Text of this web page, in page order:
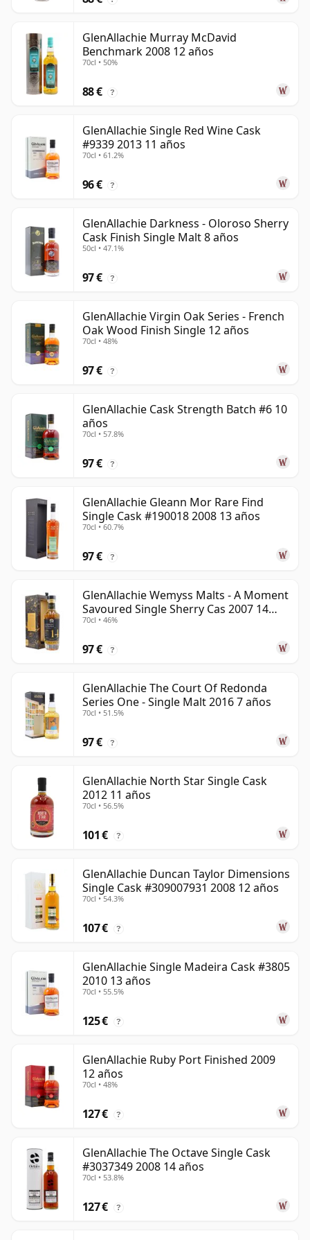
GlenAllachie Murray McDavid
Benchmark 2008 12 años
70cl • 50%
88 € ?
GlenAllachie Single Red Wine Cask
#9339 2013 11 años
70cl • 61.2%
96 € ?
GlenAllachie Darkness - Oloroso Sherry
Cask Finish Single Malt 8 años
50cl • 47.1%
97 € ?
GlenAllachie Virgin Oak Series - French
Oak Wood Finish Single 12 años
70cl • 48%
97 € ?
GlenAllachie Cask Strength Batch #6 10
años
70cl • 57.8%
97 € ?
GlenAllachie Gleann Mor Rare Find
Single Cask #190018 2008 13 años
70cl • 60.7%
97 € ?
GlenAllachie Wemyss Malts - A Moment
Savoured Single Sherry Cas 2007 14
años
70cl • 46%
97 € ?
GlenAllachie The Court Of Redonda
Series One - Single Malt 2016 7 años
70cl • 51.5%
97 € ?
GlenAllachie North Star Single Cask
2012 11 años
70cl • 56.5%
101 € ?
GlenAllachie Duncan Taylor Dimensions
Single Cask #309007931 2008 12 años
70cl • 54.3%
107 € ?
GlenAllachie Single Madeira Cask #3805
2010 13 años
70cl • 55.5%
125 € ?
GlenAllachie Ruby Port Finished 2009
12 años
70cl • 48%
127 € ?
GlenAllachie The Octave Single Cask
#3037349 2008 14 años
70cl • 53.8%
127 € ?